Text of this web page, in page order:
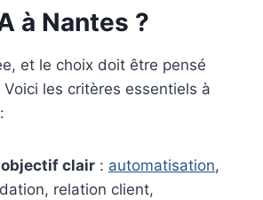
à Nantes ?
et le choix doit être pensé
les critères essentiels à
clair : automatisation,
relation client,